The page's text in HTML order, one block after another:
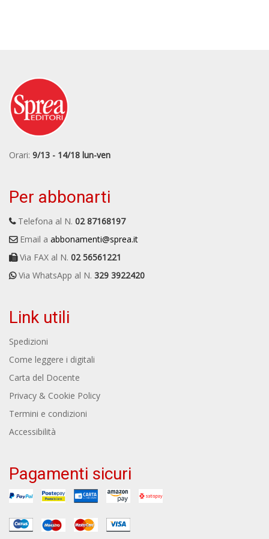
Orari: 9/13 - 14/18 lun-ven
Per abbonarti
Telefona al N. 02 87168197
Email a abbonamenti@sprea.it
Via FAX al N. 02 56561221
Via WhatsApp al N. 329 3922420
Link utili
Spedizioni
Come leggere i digitali
Carta del Docente
Privacy & Cookie Policy
Termini e condizioni
Accessibilità
Pagamenti sicuri